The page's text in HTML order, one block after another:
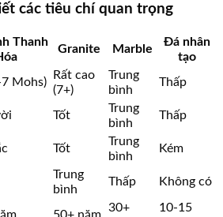
các tiêu chí quan trọng
Thanh
Granite Marble
Đá nhân
tạo
Mohs)
Rất cao
(7+)
Trung
bình
Thấp
Tốt
Trung
bình
Thấp
Tốt
Trung
bình
Kém
Trung
bình
Thấp Không có
30+
10-15